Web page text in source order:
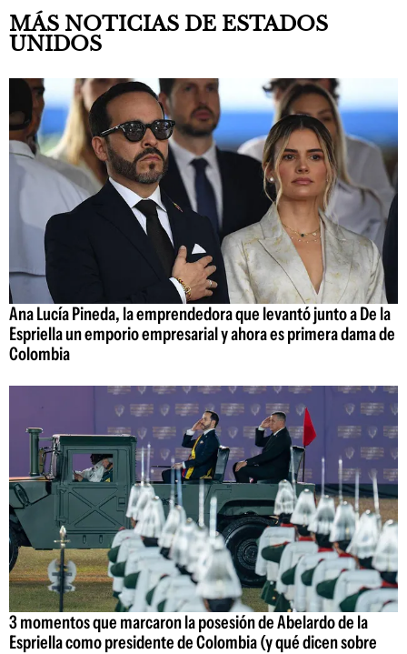
MÁS NOTICIAS DE ESTADOS
UNIDOS
Ana Lucía Pineda, la emprendedora que levantó junto a De la
Espriella un emporio empresarial y ahora es primera dama de
Colombia
3 momentos que marcaron la posesión de Abelardo de la
Espriella como presidente de Colombia (y qué dicen sobre